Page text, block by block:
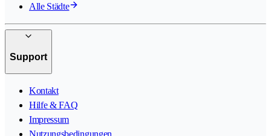
Alle Städte
Support
Kontakt
Hilfe & FAQ
Impressum
Nutzungsbedingungen